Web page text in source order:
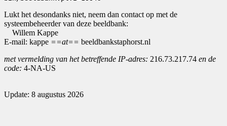
Lukt het desondanks niet, neem dan contact op met de
systeembeheerder van deze beeldbank:
Willem Kappe
E-mail: kappe ==at== beeldbankstaphorst.nl
met vermelding van het betreffende IP-adres: 216.73.217.74 en de
code: 4-NA-US
Update: 8 augustus 2026